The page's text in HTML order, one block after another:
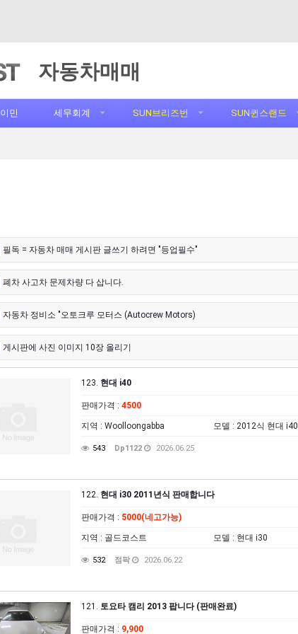
자동차매매
이민 세무회계 SUN브리즈번 SUN퀸스랜드
필독 = 자동차 매매 게시판 글쓰기 하려면 "등업필수"
폐차 사고차 문제차량 다 삽니다.
자동차 정비소 "오토크루 모터스 (Autocrew Motors)
게시판에 사진 이미지 10장 올리기
123. 현대 i40
판매가격 : 4500
지역 : Woolloongabba 모델 : 2012식 현대 i40
543 Dp1122 2026.06.25
122. 현대 i30 2011년식 판매합니다
판매가격 : 5000(네고가능)
지역 : 골드코스트 모델 : 현대 i30
532 점팍 2026.06.22
121. 토요타 캠리 2013 팝니다 (판매완료)
판매가격 : 9,900